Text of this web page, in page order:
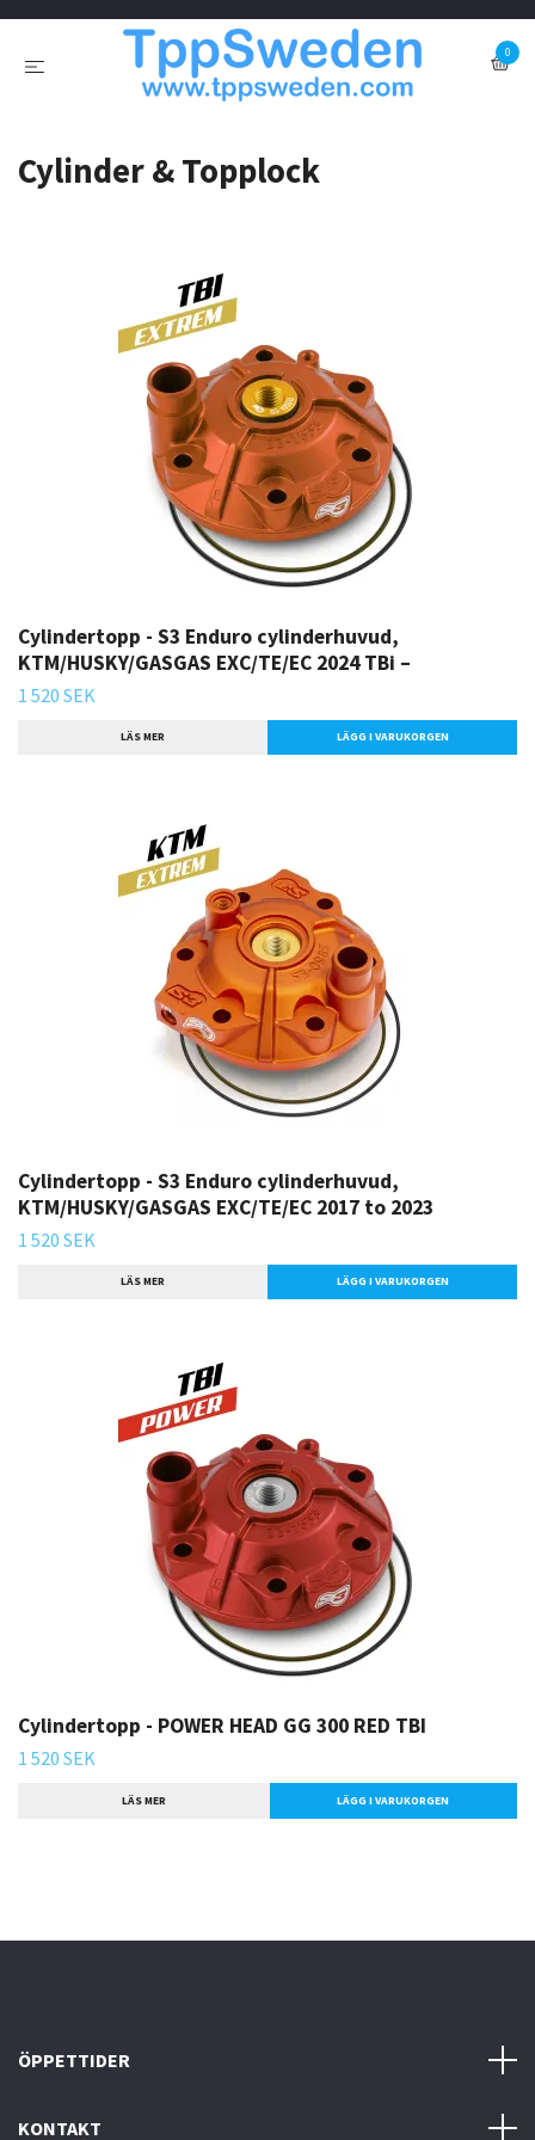
0
Cylinder & Topplock
Cylindertopp - S3 Enduro cylinderhuvud,
KTM/HUSKY/GASGAS EXC/TE/EC 2024 TBi –
1 520 SEK
LÄS MER LÄGG I VARUKORGEN
Cylindertopp - S3 Enduro cylinderhuvud,
KTM/HUSKY/GASGAS EXC/TE/EC 2017 to 2023
1 520 SEK
LÄS MER LÄGG I VARUKORGEN
Cylindertopp - POWER HEAD GG 300 RED TBI
1 520 SEK
LÄS MER
ÖPPETTIDER
KONTAKT